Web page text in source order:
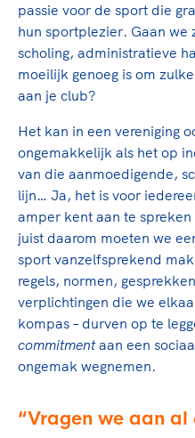
passie voor de sport die
hun sportplezier. Gaan we
scholing, administratieve
moeilijk genoeg is om
aan je club?
Het kan in een vereniging
ongemakkelijk als het op
van die aanmoedigende,
lijn… Ja, het is voor
amper kent aan te
juist daarom moeten we
sport vanzelfsprekend
regels, normen,
verplichtingen die we
kompas – durven op te
commitmentaan een
ongemak wegnemen.
Vragen we aan al